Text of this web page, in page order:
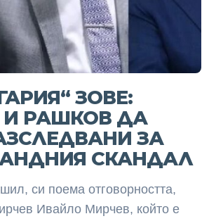
ЗОВЕ:
И РАШКОВ ДА
ЗА
СКАНДАЛ
си поема отговорността,
Ивайло Мирчев, който е